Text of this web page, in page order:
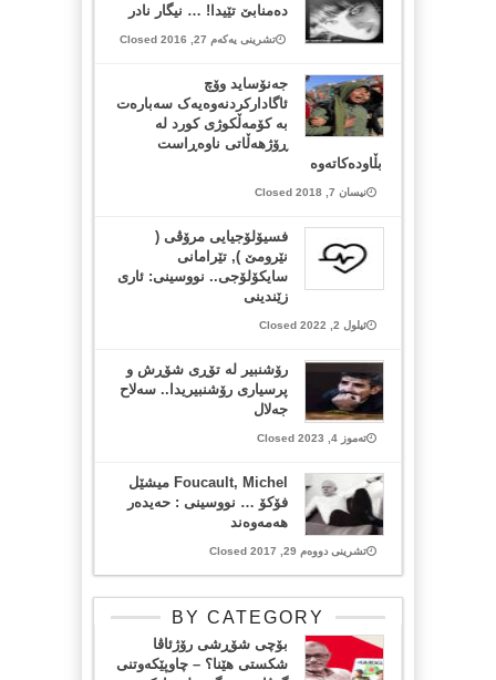
دەمنابێ تێیدا! … نیگار نادر
تشرینی یەکەم 27, 2016 Closed
جەنۆساید وۆچ
ئاگادارکردنەوەیەک سەبارەت
بە کۆمەڵکوژی کورد لە
ڕۆژهەڵاتی ناوەڕاست
بڵاودەکاتەوە
نیسان 7, 2018 Closed
فسیۆلۆجیایی مرۆڤی (
نێرومێ‌ ), تێرامانی
سایكۆلۆجی.. نووسینی: ئاری
زێندینی
ئیلول 2, 2022 Closed
رۆشنبیر لە تۆڕی شۆڕش و
پرسیاری رۆشنبیریدا.. سەلاح
جەلال
تەموز 4, 2023 Closed
Foucault, Michel میشێل
فۆکۆ … نووسینی : حەیدەر
هەمەوەند
تشرینی دووەم 29, 2017 Closed
BY CATEGORY
بۆچی شۆڕشی رۆژئاڤا
شکستی هێنا؟ – چاوپێکەوتنی